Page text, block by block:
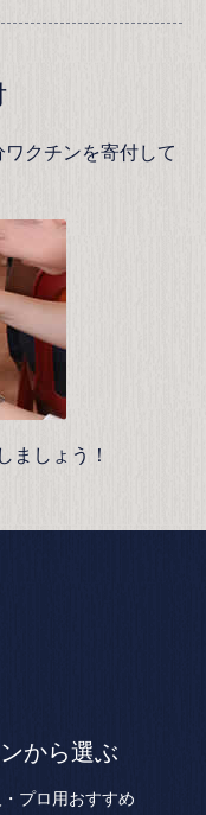
クチンを寄付して
ましょう！
から選ぶ
プロ用おすすめ